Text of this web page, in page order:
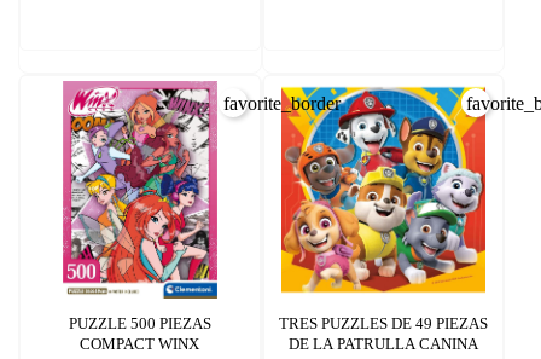
PUZZLE 500 PIEZAS
COMPACT WINX
favorite_border
TRES PUZZLES DE 49 PIEZAS
DE LA PATRULLA CANINA